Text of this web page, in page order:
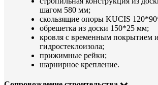
шагом 580 мм;
скользящие опоры KUCIS
обрешетка из доски 150*25 мм;
кровля с временным покрытием
гидростеклоизола;
прижимные рейки;
шарнирное крепление.